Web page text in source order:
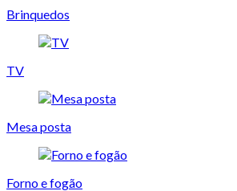
Brinquedos
TV
Mesa posta
Forno e fogão